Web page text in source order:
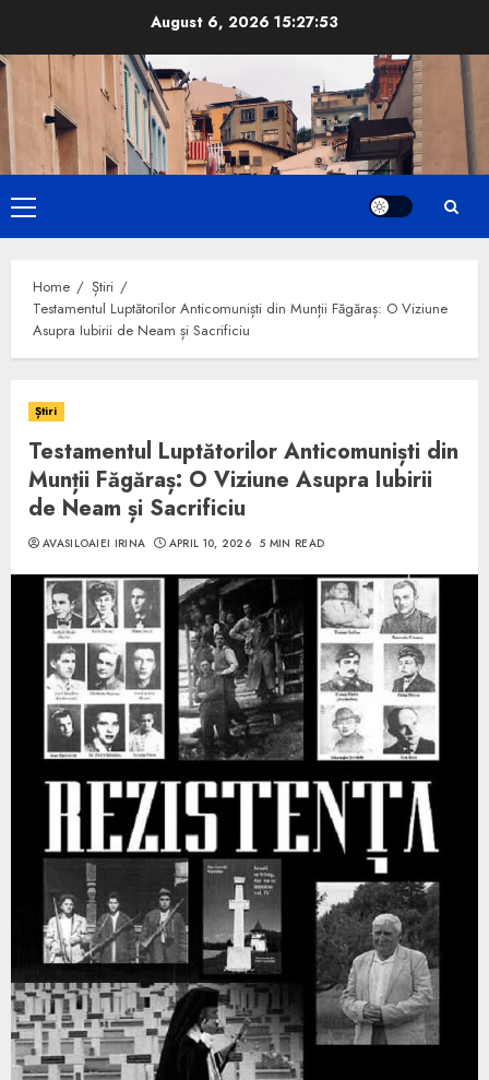
content
August 6, 2026 15:27:55
Primary
Menu
Home
Știri
Testamentul Luptătorilor Anticomuniști din Munții Făgăraș: O Viziune
Asupra Iubirii de Neam și Sacrificiu
Știri
Testamentul Luptătorilor Anticomuniști din
Munții Făgăraș: O Viziune Asupra Iubirii
de Neam și Sacrificiu
AVASILOAIEI IRINA APRIL 10, 2026 5 MIN READ